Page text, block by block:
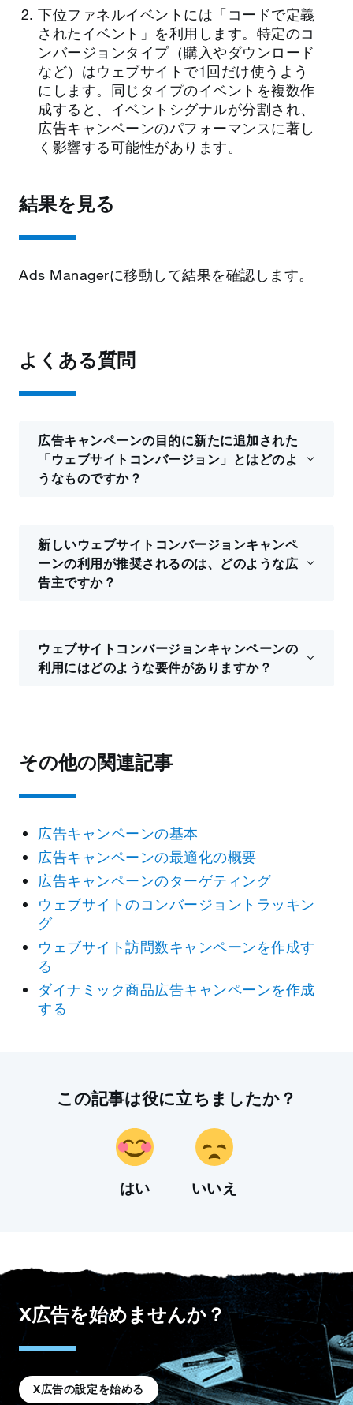
下位ファネルイベントには「コードで定義
されたイベント」を利用します。特定のコ
ンバージョンタイプ（購入やダウンロード
など）はウェブサイトで1回だけ使うよう
にします。同じタイプのイベントを複数作
成すると、イベントシグナルが分割され、
広告キャンペーンのパフォーマンスに著し
く影響する可能性があります。
結果を見る
Ads Managerに移動して結果を確認します。
よくある質問
広告キャンペーンの目的に新たに追加された
「ウェブサイトコンバージョン」とはどのよ
うなものですか？
新しいウェブサイトコンバージョンキャンペ
ーンの利用が推奨されるのは、どのような広
告主ですか？
ウェブサイトコンバージョンキャンペーンの
利用にはどのような要件がありますか？
その他の関連記事
広告キャンペーンの基本
広告キャンペーンの最適化の概要
広告キャンペーンのターゲティング
ウェブサイトのコンバージョントラッキン
グ
ウェブサイト訪問数キャンペーンを作成す
る
ダイナミック商品広告キャンペーンを作成
する
この記事は役に立ちましたか？
はい いいえ
X広告を始めませんか？
X広告の設定を始める